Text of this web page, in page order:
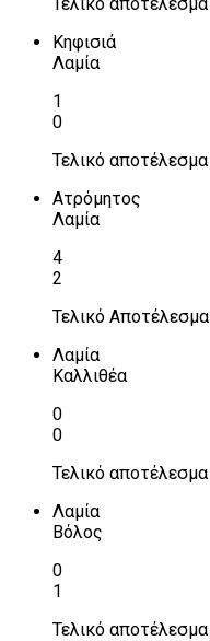
Κηφισιά
Λαμία
1
0
Τελικό αποτέλεσμα
Ατρόμητος
Λαμία
4
2
Τελικό Αποτέλεσμα
Λαμία
Καλλιθέα
0
0
Τελικό αποτέλεσμα
Λαμία
Βόλος
0
1
Τελικό αποτέλεσμα